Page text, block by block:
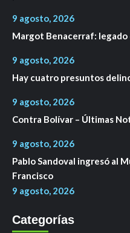
9 agosto, 2026
Margot Benacerraf: legado
9 agosto, 2026
Hay cuatro presuntos
9 agosto, 2026
Contra Bolívar – Últimas
9 agosto, 2026
Pablo Sandoval ingresó al
Francisco
9 agosto, 2026
Categorías